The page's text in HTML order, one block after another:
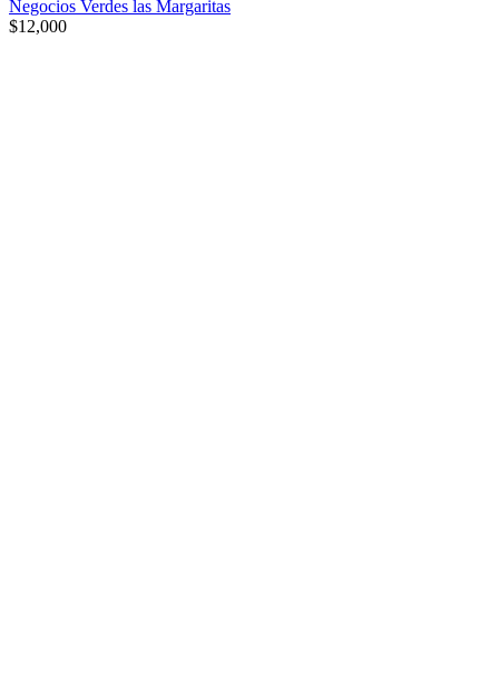
Negocios Verdes las Margaritas
$12,000